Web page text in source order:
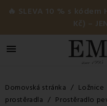
🔥 SLEVA 10 % s
Kč) –

Domovská stránka Ložnice
prostěradla
Prostěradlo